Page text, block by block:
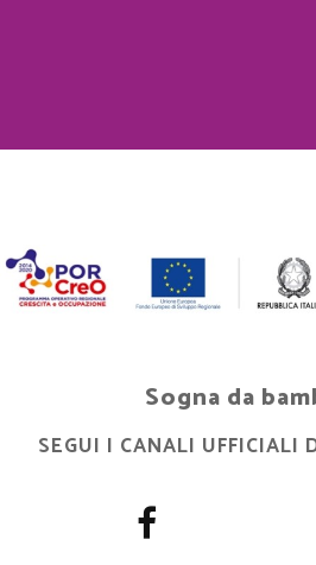
Sogna da
SEGUI I CANALI UFFICIALI